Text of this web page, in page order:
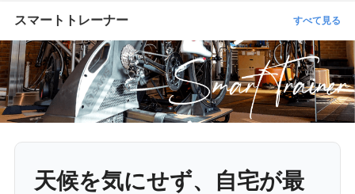
スマートトレーナー すべて見る
天候を気にせず、自宅が最